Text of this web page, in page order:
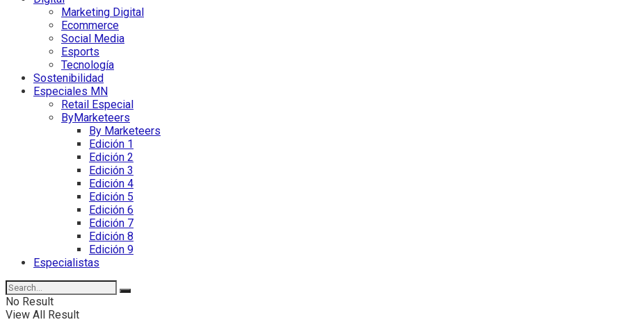
Marketing Digital
Ecommerce
Social Media
Esports
Tecnología
Sostenibilidad
Especiales MN
Retail Especial
ByMarketeers
By Marketeers
Edición 1
Edición 2
Edición 3
Edición 4
Edición 5
Edición 6
Edición 7
Edición 8
Edición 9
Especialistas
No Result
View All Result